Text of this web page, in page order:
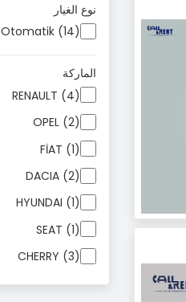
نوع الغيار
Otomatik (14)
الماركة
RENAULT (4)
OPEL (2)
FİAT (1)
DACIA (2)
HYUNDAI (1)
SEAT (1)
CHERRY (3)